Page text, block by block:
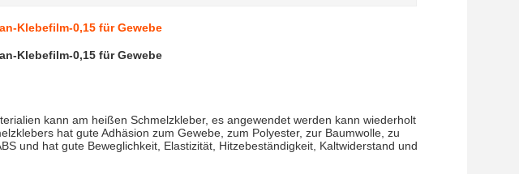
Klebefilm-0,15 für Gewebe
Klebefilm-0,15 für Gewebe
kann am heißen Schmelzkleber, es angewendet werden kann wiederholt
hat gute Adhäsion zum Gewebe, zum Polyester, zur Baumwolle, zu
und hat gute Beweglichkeit, Elastizität, Hitzebeständigkeit, Kaltwiderstand und